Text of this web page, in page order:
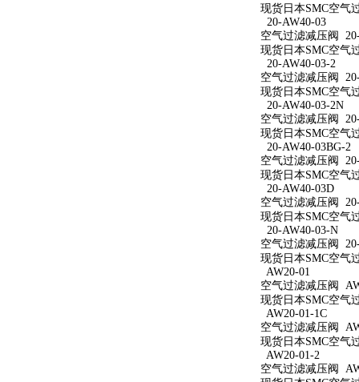
现货日本SMC空气
20-AW40-03
空气过滤减压阀
现货日本SMC空气
20-AW40-03-2
空气过滤减压阀
现货日本SMC空气
20-AW40-03-2N
空气过滤减压阀
现货日本SMC空气
20-AW40-03BG-2
空气过滤减压阀
现货日本SMC空气
20-AW40-03D
空气过滤减压阀
现货日本SMC空气
20-AW40-03-N
空气过滤减压阀
现货日本SMC空气
AW20-01
空气过滤减压阀
现货日本SMC空气
AW20-01-1C
空气过滤减压阀
现货日本SMC空气
AW20-01-2
空气过滤减压阀